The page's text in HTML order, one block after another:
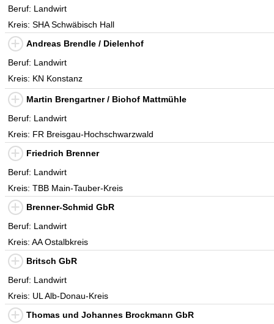
Beruf: Landwirt
Kreis: SHA Schwäbisch Hall
Andreas Brendle / Dielenhof
Beruf: Landwirt
Kreis: KN Konstanz
Martin Brengartner / Biohof Mattmühle
Beruf: Landwirt
Kreis: FR Breisgau-Hochschwarzwald
Friedrich Brenner
Beruf: Landwirt
Kreis: TBB Main-Tauber-Kreis
Brenner-Schmid GbR
Beruf: Landwirt
Kreis: AA Ostalbkreis
Britsch GbR
Beruf: Landwirt
Kreis: UL Alb-Donau-Kreis
Thomas und Johannes Brockmann GbR